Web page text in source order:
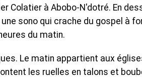
Colatier à Abobo-N'dotré. En
sono qui crache du gospel à
du matin.
Le matin appartient aux
les ruelles en talons et